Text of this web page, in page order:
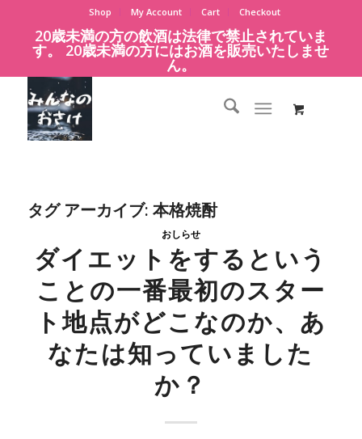
Shop My Account Cart Checkout
20歳未満の方の飲酒は法律で禁止されていま
す。 20歳未満の方にはお酒を販売いたしませ
ん。
タグ アーカイブ: 本格焼酎
おしらせ
ダイエットをするという
ことの一番最初のスター
ト地点がどこなのか、あ
なたは知っていました
か？